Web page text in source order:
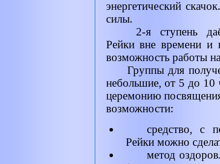
энергетический
силы.
2-я ступень
Рейки вне времени и
возможность работы
Группы для
небольшие, от 5 до 10
церемонию
возможности:
средство, с
Рейки можно
метод